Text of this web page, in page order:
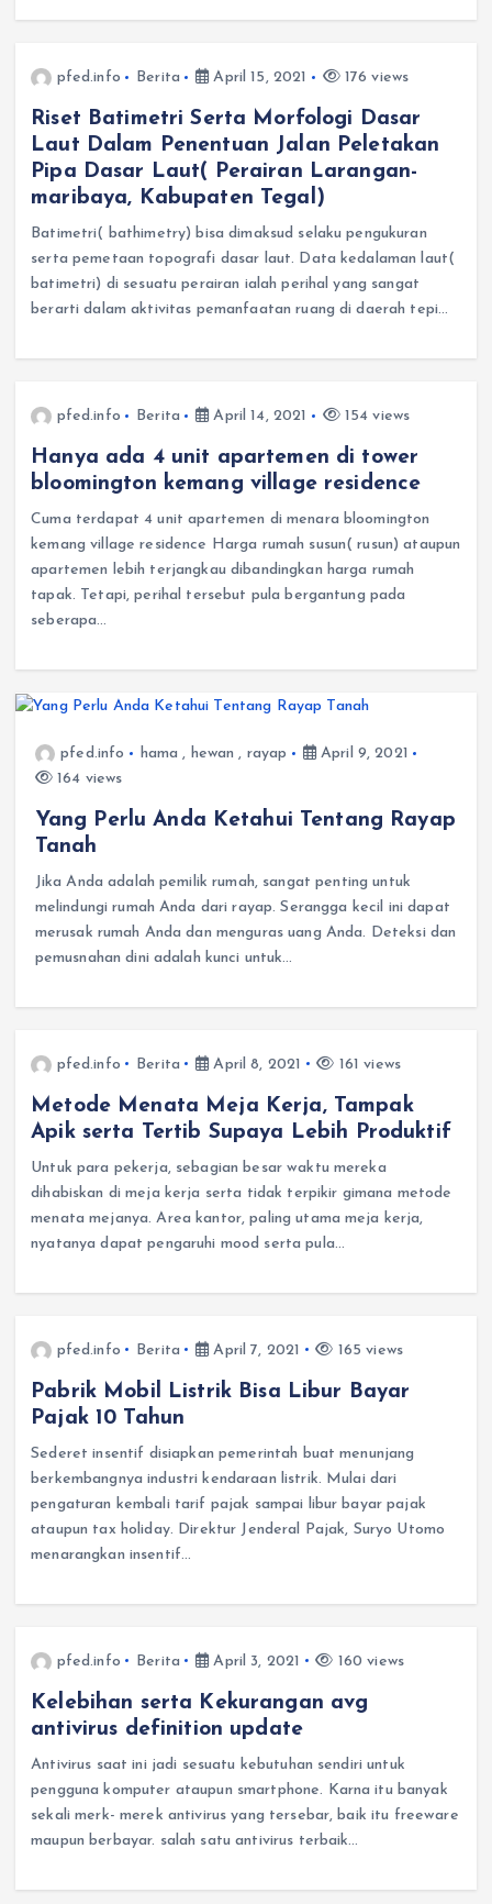
pfed.info Berita April 15, 2021 176 views
Riset Batimetri Serta Morfologi Dasar
Laut Dalam Penentuan Jalan Peletakan
Pipa Dasar Laut( Perairan Larangan-
maribaya, Kabupaten Tegal)
Batimetri( bathimetry) bisa dimaksud selaku pengukuran
serta pemetaan topografi dasar laut. Data kedalaman laut(
batimetri) di sesuatu perairan ialah perihal yang sangat
berarti dalam aktivitas pemanfaatan ruang di daerah tepi…
pfed.info Berita April 14, 2021 154 views
Hanya ada 4 unit apartemen di tower
bloomington kemang village residence
Cuma terdapat 4 unit apartemen di menara bloomington
kemang village residence Harga rumah susun( rusun) ataupun
apartemen lebih terjangkau dibandingkan harga rumah
tapak. Tetapi, perihal tersebut pula bergantung pada
seberapa…
pfed.info hama , hewan , rayap
April 9, 2021
164 views
Yang Perlu Anda Ketahui Tentang Rayap
Tanah
Jika Anda adalah pemilik rumah, sangat penting untuk
melindungi rumah Anda dari rayap. Serangga kecil ini dapat
merusak rumah Anda dan menguras uang Anda. Deteksi dan
pemusnahan dini adalah kunci untuk…
pfed.info Berita April 8, 2021 161 views
Metode Menata Meja Kerja, Tampak
Apik serta Tertib Supaya Lebih Produktif
Untuk para pekerja, sebagian besar waktu mereka
dihabiskan di meja kerja serta tidak terpikir gimana metode
menata mejanya. Area kantor, paling utama meja kerja,
nyatanya dapat pengaruhi mood serta pula…
pfed.info Berita April 7, 2021 165 views
Pabrik Mobil Listrik Bisa Libur Bayar
Pajak 10 Tahun
Sederet insentif disiapkan pemerintah buat menunjang
berkembangnya industri kendaraan listrik. Mulai dari
pengaturan kembali tarif pajak sampai libur bayar pajak
ataupun tax holiday. Direktur Jenderal Pajak, Suryo Utomo
menarangkan insentif…
pfed.info Berita April 3, 2021 160 views
Kelebihan serta Kekurangan avg
antivirus definition update
Antivirus saat ini jadi sesuatu kebutuhan sendiri untuk
pengguna komputer ataupun smartphone. Karna itu banyak
sekali merk- merek antivirus yang tersebar, baik itu freeware
maupun berbayar. salah satu antivirus terbaik…